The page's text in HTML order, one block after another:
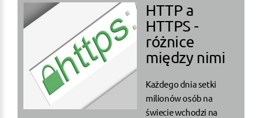
HTTP a
HTTPS -
różnice
między nimi
Każdego dnia setki
milionów osób na
świecie wchodzi na